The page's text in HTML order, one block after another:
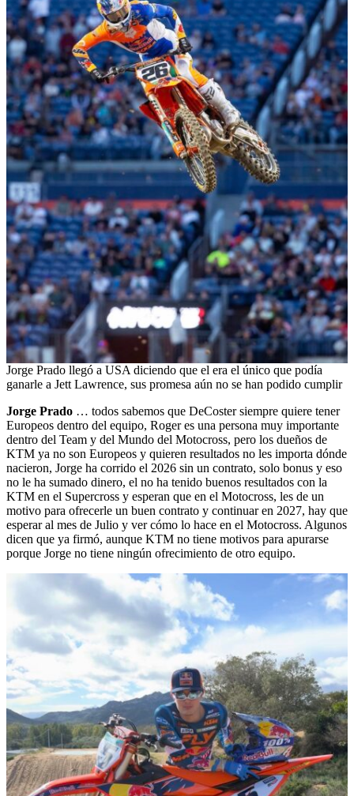
Jorge Prado llegó a USA diciendo que el era el único que podía
ganarle a Jett Lawrence, sus promesa aún no se han podido cumplir
Jorge Prado … todos sabemos que DeCoster siempre quiere tener
Europeos dentro del equipo, Roger es una persona muy importante
dentro del Team y del Mundo del Motocross, pero los dueños de
KTM ya no son Europeos y quieren resultados no les importa dónde
nacieron, Jorge ha corrido el 2026 sin un contrato, solo bonus y eso
no le ha sumado dinero, el no ha tenido buenos resultados con la
KTM en el Supercross y esperan que en el Motocross, les de un
motivo para ofrecerle un buen contrato y continuar en 2027, hay que
esperar al mes de Julio y ver cómo lo hace en el Motocross. Algunos
dicen que ya firmó, aunque KTM no tiene motivos para apurarse
porque Jorge no tiene ningún ofrecimiento de otro equipo.